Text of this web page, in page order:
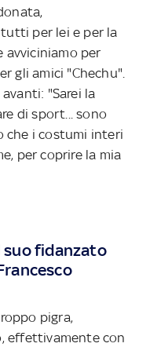
per lei e per la
avviciniamo per
gli amici "Chechu".
"Sarei la
di sport... sono
che i costumi interi
per coprire la mia
suo fidanzato
pigra,
effettivamente con